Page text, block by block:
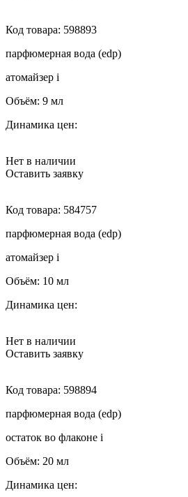
Код товара: 598893
парфюмерная вода (edp)
атомайзер i
Объём: 9 мл
Динамика цен:
Нет в наличии
Оставить заявку
Код товара: 584757
парфюмерная вода (edp)
атомайзер i
Объём: 10 мл
Динамика цен:
Нет в наличии
Оставить заявку
Код товара: 598894
парфюмерная вода (edp)
остаток во флаконе i
Объём: 20 мл
Динамика цен: